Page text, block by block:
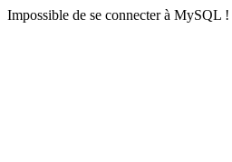
Impossible de se connecter à MySQL !